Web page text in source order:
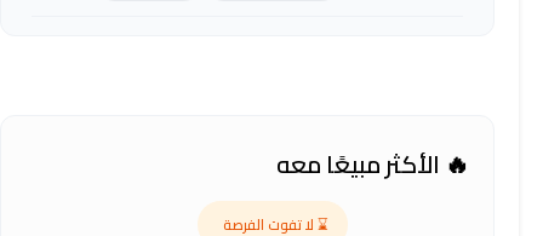
🔥 الأكثر مبيعًا معه
⌛ لا تفوت الفرصة